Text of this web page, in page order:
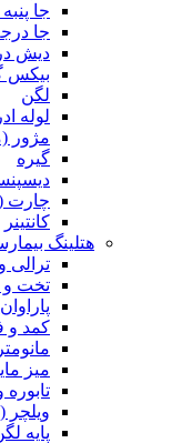
جا پنبه
جا
دیش
بیکس
لگن
لوله
مژور
گیره
چارت
کانتینر
هتلینگ‌
ترالی
تخت و
کمد و
میز
ویلچر
پایه